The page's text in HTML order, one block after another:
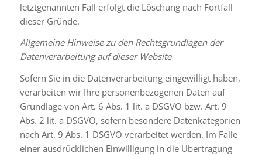
letztgenannten Fall erfolgt die Löschung nach Fortfall
dieser Gründe.
Allgemeine Hinweise zu den Rechtsgrundlagen der
Datenverarbeitung auf dieser Website
Sofern Sie in die Datenverarbeitung eingewilligt haben,
verarbeiten wir Ihre personenbezogenen Daten auf
Grundlage von Art. 6 Abs. 1 lit. a DSGVO bzw. Art. 9
Abs. 2 lit. a DSGVO, sofern besondere Datenkategorien
nach Art. 9 Abs. 1 DSGVO verarbeitet werden. Im Falle
einer ausdrücklichen Einwilligung in die Übertragung